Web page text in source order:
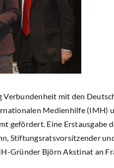
mit den
Medienhilfe (IMH)
gefördert. Eine Erstausgabe
Stiftungsratsvorsitzender
Gründer Björn Akstinat an